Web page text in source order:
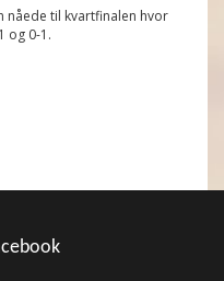
nåede til kvartfinalen hvor
og 0-1.